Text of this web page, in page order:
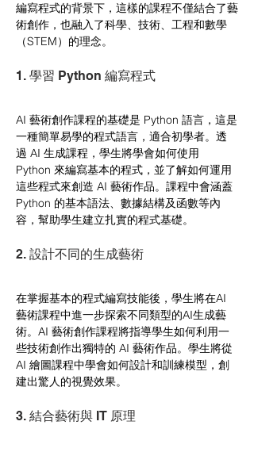
編寫程式的背景下，這樣的課程不僅結合了藝
術創作，也融入了科學、技術、工程和數學
（STEM）的理念。
1. 學習 Python 編寫程式
AI 藝術創作課程的基礎是 Python 語言，這是
一種簡單易學的程式語言，適合初學者。透
過 AI 生成課程，學生將學會如何使用
Python 來編寫基本的程式，並了解如何運用
這些程式來創造 AI 藝術作品。課程中會涵蓋
Python 的基本語法、數據結構及函數等內
容，幫助學生建立扎實的程式基礎。
2. 設計不同的生成藝術
在掌握基本的程式編寫技能後，學生將在AI
藝術課程中進一步探索不同類型的AI生成藝
術。AI 藝術創作課程將指導學生如何利用一
些技術創作出獨特的 AI 藝術作品。學生將從
AI 繪圖課程中學會如何設計和訓練模型，創
建出驚人的視覺效果。
3. 結合藝術與 IT 原理